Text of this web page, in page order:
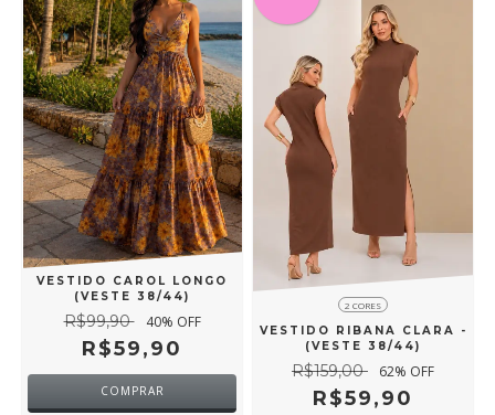
VESTIDO CAROL LONGO
(VESTE 38/44)
R$99,90 40% OFF
R$59,90
COMPRAR
2 CORES
VESTIDO RIBANA CLARA -
(VESTE 38/44)
R$159,00 62% OFF
R$59,90